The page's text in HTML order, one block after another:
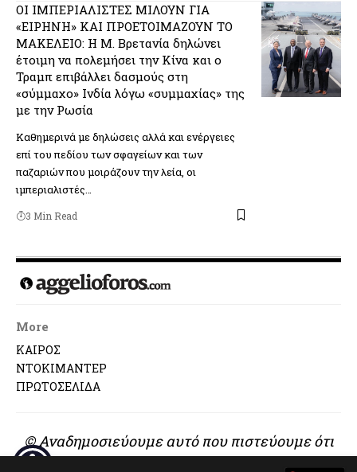
ΟΙ ΙΜΠΕΡΙΑΛΙΣΤΕΣ ΜΙΛΟΥΝ ΓΙΑ
«ΕΙΡΗΝΗ» ΚΑΙ ΠΡΟΕΤΟΙΜΑΖΟΥΝ ΤΟ
ΜΑΚΕΛΕΙΟ: Η Μ. Βρετανία δηλώνει
έτοιμη να πολεμήσει την Κίνα και ο
Τραμπ επιβάλλει δασμούς στη
«σύμμαχο» Ινδία λόγω «συμμαχίας» της
με την Ρωσία
Καθημερινά με δηλώσεις αλλά και ενέργειες
επί του πεδίου των σφαγείων και των
παζαριών που μοιράζουν την λεία, οι
ιμπεριαλιστές…
3 Min Read
More
ΚΑΙΡΟΣ
ΝΤΟΚΙΜΑΝΤΕΡ
ΠΡΩΤΟΣΕΛΙΔΑ
© Αναδημοσιεύουμε αυτό που πιστεύουμε ότι